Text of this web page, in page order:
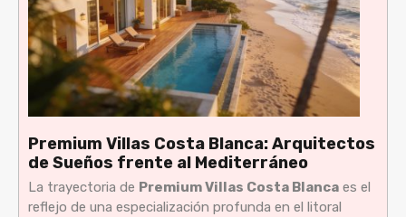
Premium Villas Costa Blanca: Arquitectos
de Sueños frente al Mediterráneo
La trayectoria de Premium Villas Costa Blanca es el
reflejo de una especialización profunda en el litoral